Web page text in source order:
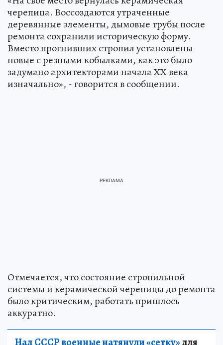
черепица. Воссоздаются утраченные
деревянные элементы, дымовые трубы после
ремонта сохранили историческую форму.
Вместо прогнивших стропил установлены
новые с резными кобылками, как это было
задумано архитекторами начала ХХ века
изначально», - говорится в сообщении.
Отмечается, что состояние стропильной
системы и керамической черепицы до ремонта
было критическим, работать пришлось
аккуратно.
Над СССР военные натянули «сетку»для